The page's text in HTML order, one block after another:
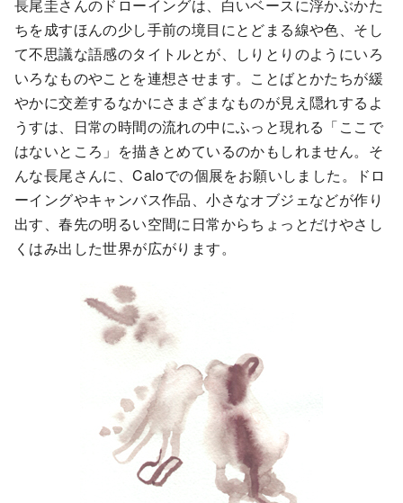
長尾圭さんのドローイングは、白いベースに浮かぶかた
ちを成すほんの少し手前の境目にとどまる線や色、そし
て不思議な語感のタイトルとが、しりとりのようにいろ
いろなものやことを連想させます。ことばとかたちが緩
やかに交差するなかにさまざまなものが見え隠れするよ
うすは、日常の時間の流れの中にふっと現れる「ここで
はないところ」を描きとめているのかもしれません。そ
んな長尾さんに、Caloでの個展をお願いしました。ドロ
ーイングやキャンバス作品、小さなオブジェなどが作り
出す、春先の明るい空間に日常からちょっとだけやさし
くはみ出した世界が広がります。